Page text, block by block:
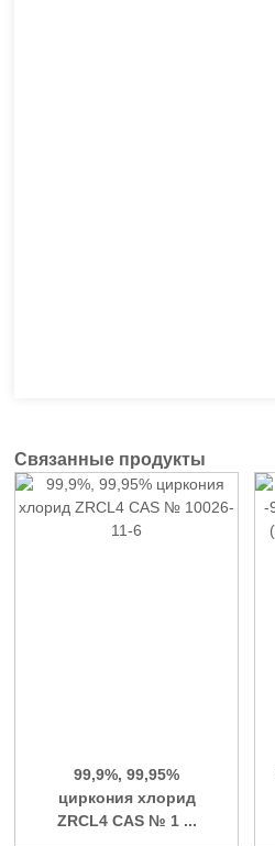
Связанные продукты
99,9%, 99,95%
циркония хлорид
ZRCL4 CAS № 1 ...